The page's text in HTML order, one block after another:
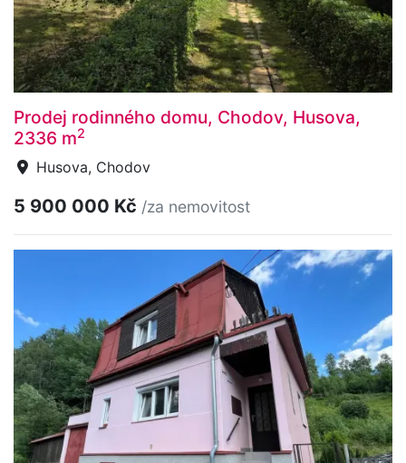
Prodej rodinného domu, Chodov, Husova,
2336 m2
Husova, Chodov
5 900 000 Kč /za nemovitost